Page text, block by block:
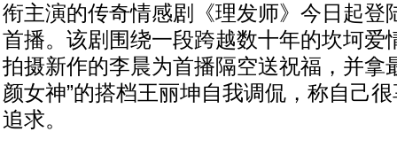
衔主演的传奇情感剧《理发师》今日起登
首播。该剧围绕一段跨越数十年的坎坷爱
拍摄新作的李晨为首播隔空送祝福，并拿
颜女神”的搭档王丽坤自我调侃，称自己很
追求。